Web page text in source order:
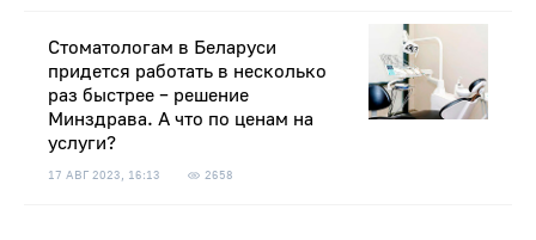
Стоматологам в Беларуси
придется работать в несколько
раз быстрее – решение
Минздрава. А что по ценам на
услуги?
17 АВГ 2023, 16:13 2658